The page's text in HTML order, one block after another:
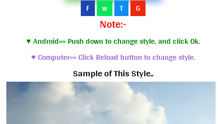
F w T G
Note:-
♥ Android»» Push down to change style, and click Ok.
♥ Computer»» Click Reload button to change style.
Sample of This Style..